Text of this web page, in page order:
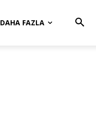
DAHA FAZLA